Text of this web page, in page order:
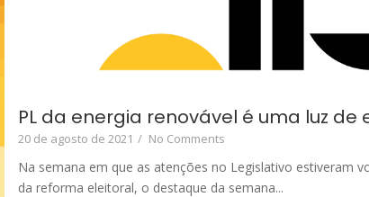
PL da energia renovável é uma luz de
20 de agosto de 2021 / No Comments
Na semana em que as atenções no Legislativo estiveram
da reforma eleitoral, o destaque da semana...